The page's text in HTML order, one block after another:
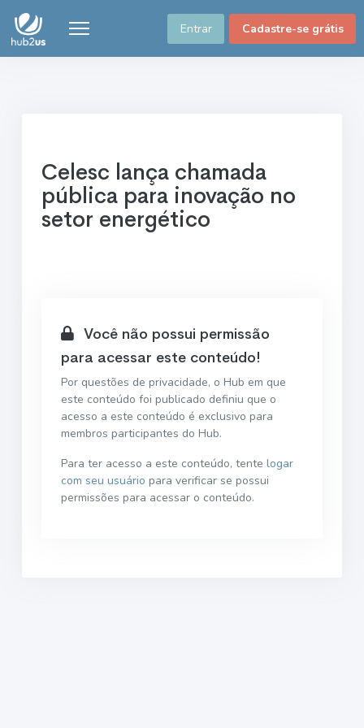
Entrar Cadastre-se grátis
Celesc lança chamada
pública para inovação no
setor energético
Você não possui permissão
para acessar este conteúdo!
Por questões de privacidade, o Hub em que
este conteúdo foi publicado definiu que o
acesso a este conteúdo é exclusivo para
membros participantes do Hub.
Para ter acesso a este conteúdo, tente logar
com seu usuário para verificar se possui
permissões para acessar o conteúdo.